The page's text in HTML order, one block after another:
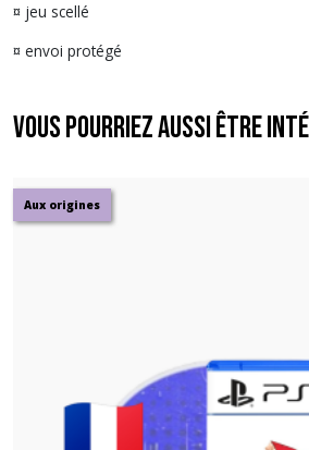
¤ jeu scellé
¤ envoi protégé
Vous pourriez aussi être
Aux origines